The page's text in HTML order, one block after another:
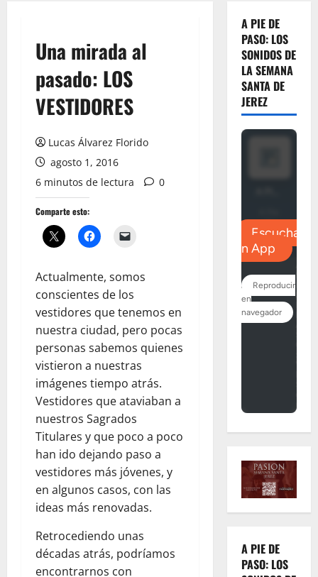
Una mirada al
pasado: LOS
VESTIDORES
Lucas Álvarez Florido
agosto 1, 2016
6 minutos de lectura
0
Comparte esto:
Actualmente, somos
conscientes de los
vestidores que tenemos en
nuestra ciudad, pero pocas
personas sabemos quienes
vistieron a nuestras
imágenes tiempo atrás.
Vestidores que ataviaban a
nuestros Sagrados
Titulares y que poco a poco
han ido dejando paso a
vestidores más jóvenes, y
en algunos casos, con las
ideas más renovadas.
Retrocediendo unas
décadas atrás, podríamos
encontrarnos con
A PIE DE
PASO: LOS
SONIDOS DE
LA SEMANA
SANTA DE
JEREZ
A PIE DE
PASO: LOS